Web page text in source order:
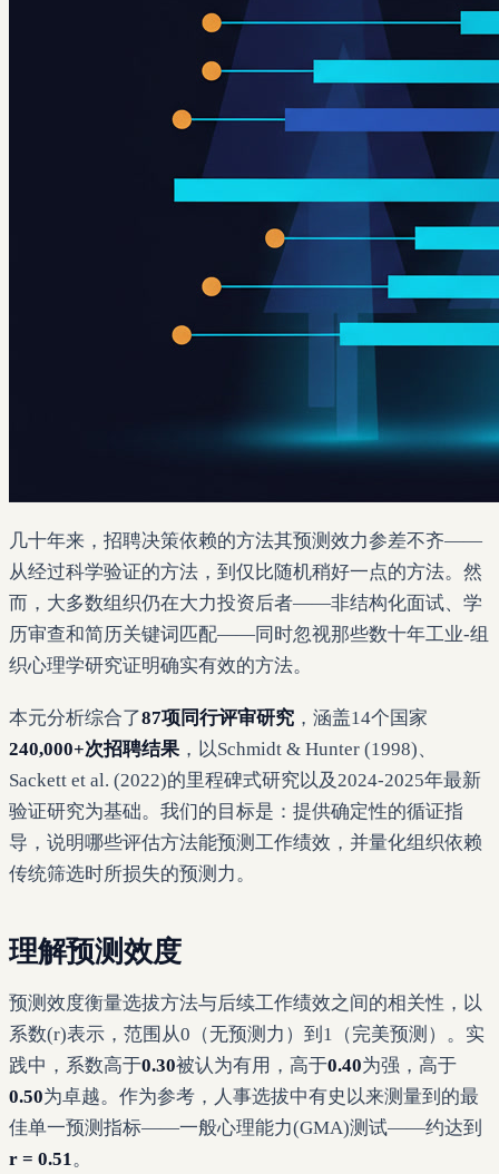
几十年来，招聘决策依赖的方法其预测效力参差不齐——
从经过科学验证的方法，到仅比随机稍好一点的方法。然
而，大多数组织仍在大力投资后者——非结构化面试、学
历审查和简历关键词匹配——同时忽视那些数十年工业-组
织心理学研究证明确实有效的方法。
本元分析综合了87项同行评审研究 ，涵盖14个国家
240,000+次招聘结果 ，以Schmidt & Hunter (1998)、
Sackett et al. (2022)的里程碑式研究以及2024-2025年最新
验证研究为基础。我们的目标是：提供确定性的循证指
导，说明哪些评估方法能预测工作绩效，并量化组织依赖
传统筛选时所损失的预测力。
理解预测效度
预测效度衡量选拔方法与后续工作绩效之间的相关性，以
系数(r)表示，范围从0（无预测力）到1（完美预测）。实
践中，系数高于0.30被认为有用，高于0.40为强，高于
0.50为卓越。作为参考，人事选拔中有史以来测量到的最
佳单一预测指标——一般心理能力(GMA)测试——约达到
r = 0.51 。